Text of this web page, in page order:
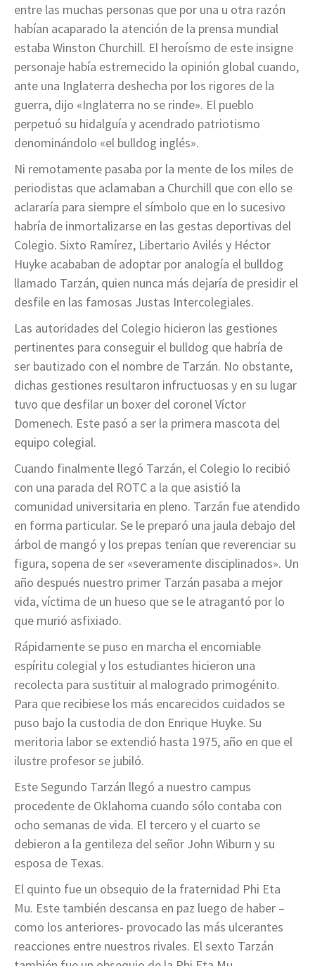
entre las muchas personas que por una u otra razón
habían acaparado la atención de la prensa mundial
estaba Winston Churchill. El heroísmo de este insigne
personaje había estremecido la opinión global cuando,
ante una Inglaterra deshecha por los rigores de la
guerra, dijo «Inglaterra no se rinde». El pueblo
perpetuó su hidalguía y acendrado patriotismo
denominándolo «el bulldog inglés».
Ni remotamente pasaba por la mente de los miles de
periodistas que aclamaban a Churchill que con ello se
aclararía para siempre el símbolo que en lo sucesivo
habría de inmortalizarse en las gestas deportivas del
Colegio. Sixto Ramírez, Libertario Avilés y Héctor
Huyke acababan de adoptar por analogía el bulldog
llamado Tarzán, quien nunca más dejaría de presidir el
desfile en las famosas Justas Intercolegiales.
Las autoridades del Colegio hicieron las gestiones
pertinentes para conseguir el bulldog que habría de
ser bautizado con el nombre de Tarzán. No obstante,
dichas gestiones resultaron infructuosas y en su lugar
tuvo que desfilar un boxer del coronel Víctor
Domenech. Este pasó a ser la primera mascota del
equipo colegial.
Cuando finalmente llegó Tarzán, el Colegio lo recibió
con una parada del ROTC a la que asistió la
comunidad universitaria en pleno. Tarzán fue atendido
en forma particular. Se le preparó una jaula debajo del
árbol de mangó y los prepas tenían que reverenciar su
figura, sopena de ser «severamente disciplinados». Un
año después nuestro primer Tarzán pasaba a mejor
vida, víctima de un hueso que se le atragantó por lo
que murió asfixiado.
Rápidamente se puso en marcha el encomiable
espíritu colegial y los estudiantes hicieron una
recolecta para sustituir al malogrado primogénito.
Para que recibiese los más encarecidos cuidados se
puso bajo la custodia de don Enrique Huyke. Su
meritoria labor se extendió hasta 1975, año en que el
ilustre profesor se jubiló.
Este Segundo Tarzán llegó a nuestro campus
procedente de Oklahoma cuando sólo contaba con
ocho semanas de vida. El tercero y el cuarto se
debieron a la gentileza del señor John Wiburn y su
esposa de Texas.
El quinto fue un obsequio de la fraternidad Phi Eta
Mu. Este también descansa en paz luego de haber –
como los anteriores- provocado las más ulcerantes
reacciones entre nuestros rivales. El sexto Tarzán